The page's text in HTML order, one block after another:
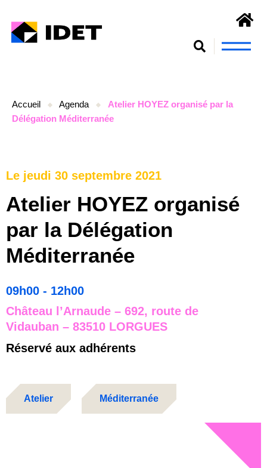
Accueil Agenda
Atelier HOYEZ organisé par la
Délégation Méditerranée
Le jeudi 30 septembre 2021
Atelier HOYEZ organisé
par la Délégation
Méditerranée
09h00 - 12h00
Château l’Arnaude – 692, route de
Vidauban – 83510 LORGUES
Réservé aux adhérents
Atelier Méditerranée